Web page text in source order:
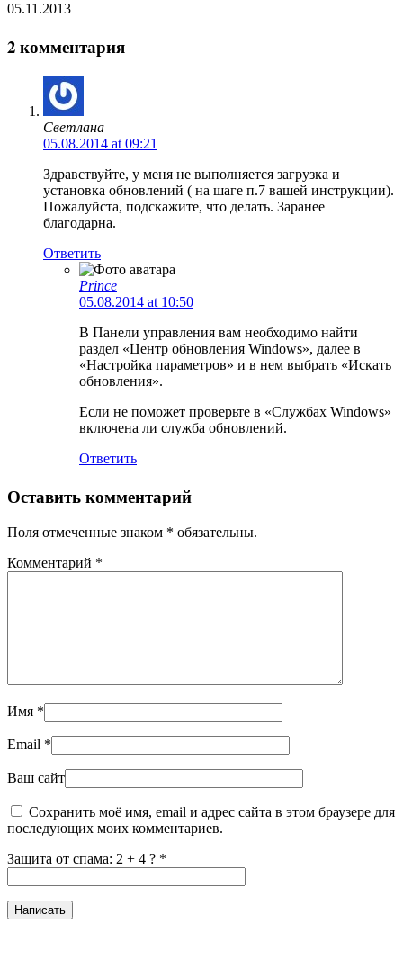
05.11.2013
2 комментария
Светлана
05.08.2014 at 09:21
Здравствуйте, у меня не выполняется загрузка и
установка обновлений ( на шаге п.7 вашей инструкции).
Пожалуйста, подскажите, что делать. Заранее
благодарна.
Ответить
Prince
05.08.2014 at 10:50
В Панели управления вам необходимо найти
раздел «Центр обновления Windows», далее в
«Настройка параметров» и в нем выбрать «Искать
обновления».
Если не поможет проверьте в «Службах Windows»
включена ли служба обновлений.
Ответить
Оставить комментарий
Поля отмеченные знаком * обязательны.
Комментарий *
Имя *
Email *
Ваш сайт
Сохранить моё имя, email и адрес сайта в этом браузере для
последующих моих комментариев.
Защита от спама: 2 + 4 ? *